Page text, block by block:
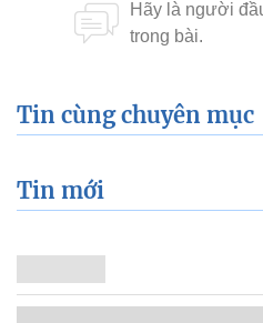
Tin cùng chuyên mục
Tin mới